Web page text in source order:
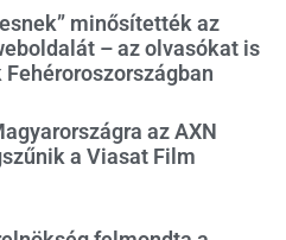
minősítették az
– az olvasókat is
az AXN
a Viasat Film